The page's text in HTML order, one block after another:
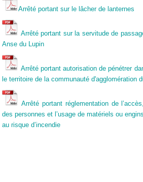
Arrêté portant sur le lâcher de lanternes
Arrêté portant sur la servitude de
Anse du Lupin
Arrêté portant autorisation de pénétrer
le territoire de la communauté d'agglomération
Arrêté portant réglementation de
des personnes et l’usage de matériels ou
au risque d’incendie